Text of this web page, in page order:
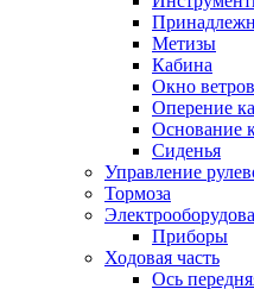
Метизы
Кабина
Окно
Оперение
Основание
Сиденья
Управление
Тормоза
Приборы
Ходовая часть
Ось